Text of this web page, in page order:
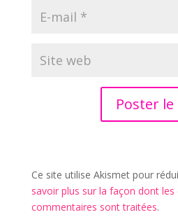
Ce site utilise Akismet pour
savoir plus sur la façon dont les
commentaires sont traitées.